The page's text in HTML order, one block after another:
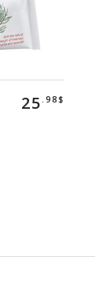
25.98$